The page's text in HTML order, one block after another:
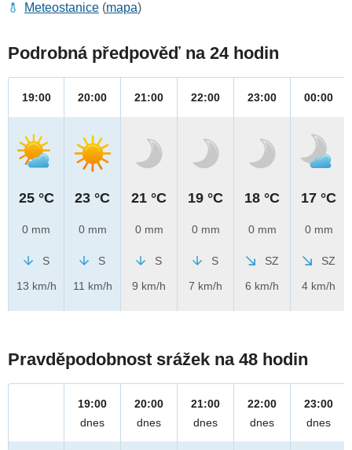
Meteostanice (mapa)
Podrobná předpověď na 24 hodin
19:00
25 °C
0 mm
S
13 km/h
20:00
23 °C
0 mm
S
11 km/h
21:00
21 °C
0 mm
S
9 km/h
22:00
19 °C
0 mm
S
7 km/h
23:00
18 °C
0 mm
SZ
6 km/h
00:00
17 °C
0 mm
SZ
4 km/h
Pravděpodobnost srážek na 48 hodin
19:00
dnes
20:00
dnes
21:00
dnes
22:00
dnes
23:00
dnes